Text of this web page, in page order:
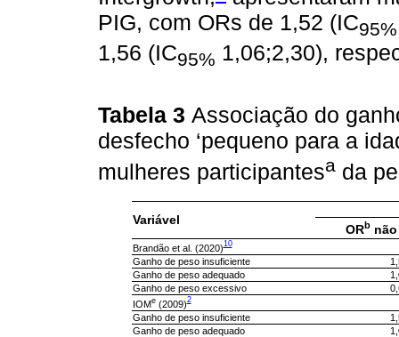
PIG, com ORs de 1,52 (IC95%
1,56 (IC95% 1,06;2,30),
Tabela 3 Associação do
desfecho ‘pequeno para a
mulheres participantesa da
Variável
ORb
Brandão et al. (2020)10
Ganho de peso insuficiente
Ganho de peso adequado
Ganho de peso excessivo
IOMe(2009)2
Ganho de peso insuficiente
Ganho de peso adequado